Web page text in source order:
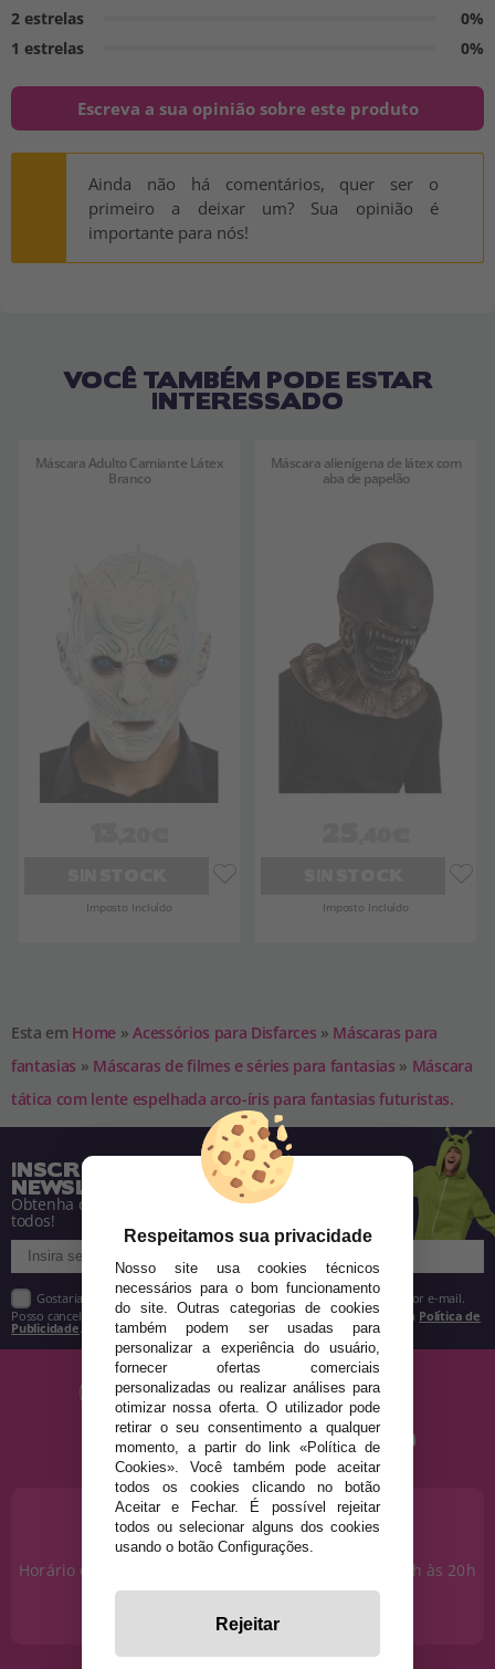
2 estrelas
0%
1 estrelas
0%
Escreva a sua opinião sobre este produto
Ainda não há comentários, quer ser o
primeiro a deixar um? Sua opinião é
importante para nós!
VOCÊ TAMBÉM PODE ESTAR
INTERESSADO
Máscara Adulto Camiante Látex
Branco
Imposto Incluído
Máscara alienígena de látex com
aba de papelão
Imposto Incluído
Esta em Home » Acessórios para Disfarces » Máscaras para
fantasias » Máscaras de filmes e séries para fantasias » Máscara
tática com lente espelhada arco-íris para fantasias futuristas.
INSCREVA-SE NA NOSSA
NEWSLETTER
Obtenha descontos e saiba de tudo antes de
todos!
Gostaria de receber descontos exclusivos, novidades e tendências por e-mail.
Posso cancelar a inscrição a qualquer momento, conforme estipulado na Política de
Publicidade
PRECISA DE AJUDA?
915 793 695
Horário de segunda a sexta das 10h às 14h e das 17h às 20h
info@disfracestuyyo.pt
Respeitamos sua privacidade
Nosso site usa cookies técnicos
necessários para o bom funcionamento
do site. Outras categorias de cookies
também podem ser usadas para
personalizar a experiência do usuário,
fornecer ofertas comerciais
personalizadas ou realizar análises para
otimizar nossa oferta. O utilizador pode
retirar o seu consentimento a qualquer
momento, a partir do link «Política de
Cookies». Você também pode aceitar
todos os cookies clicando no botão
Aceitar e Fechar. É possível rejeitar
todos ou selecionar alguns dos cookies
usando o botão Configurações.
Rejeitar